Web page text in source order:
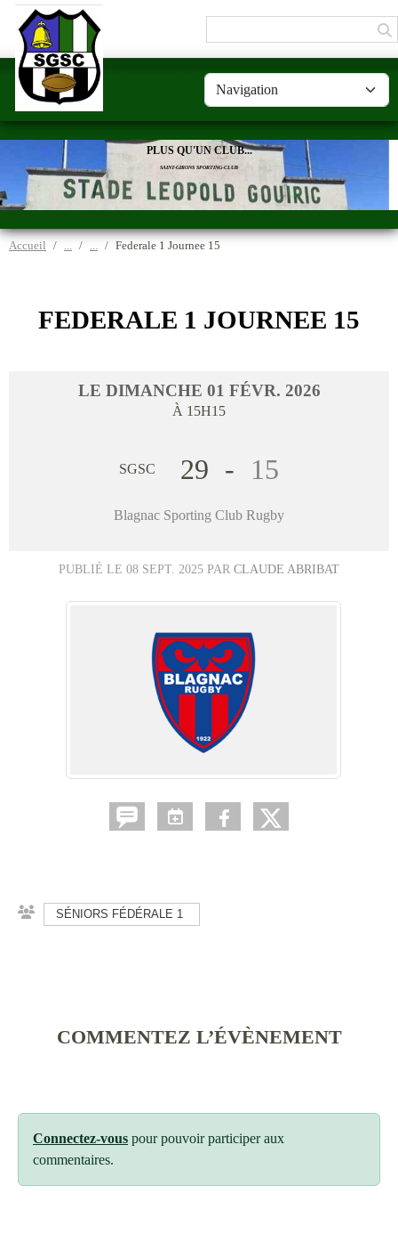
PLUS QU'UN CLUB...
SAINT-GIRONS SPORTING-CLUB
Accueil Federale 1 Journee 15
FEDERALE 1 JOURNEE 15
LE DIMANCHE 01 FÉVR. 2026
À 15H15
SGSC 29 - 15
Blagnac Sporting Club Rugby
PUBLIÉ LE 08 SEPT. 2025 PAR CLAUDE ABRIBAT
SÉNIORS FÉDÉRALE 1
COMMENTEZ L’ÉVÈNEMENT
Connectez-vous pour pouvoir participer aux
commentaires.
Panneau de gestion des cookies